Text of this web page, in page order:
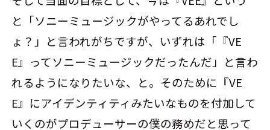
と「ソニーミュージックがやってるあれでし
ょ？」と言われがちですが、いずれは「『VE
E』ってソニーミュージックだったんだ」と言わ
れるようになりたいな、と。そのために『VE
E』にアイデンティティみたいなものを付加して
いくのがプロデューサーの僕の務めだと思って